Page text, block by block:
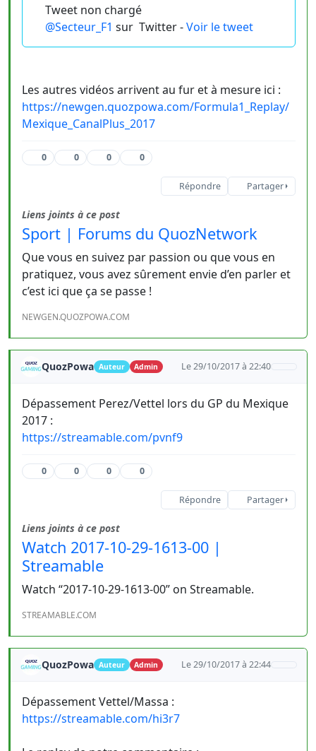
Tweet non chargé
@Secteur_F1 sur Twitter -Voir le tweet
Les autres vidéos arrivent au fur et à mesure ici :
https://newgen.quozpowa.com/Formula1_Replay/
Mexique_CanalPlus_2017
0 0 0 0
Répondre Partager
Liens joints à ce post
Sport | Forums du QuozNetwork
Que vous en suivez par passion ou que vous en
pratiquez, vous avez sûrement envie d’en parler et
c’est ici que ça se passe !
NEWGEN.QUOZPOWA.COM
QuozPowa Auteur Admin Le 29/10/2017 à 22:40
Dépassement Perez/Vettel lors du GP du Mexique
2017 :
https://streamable.com/pvnf9
0 0 0 0
Répondre Partager
Liens joints à ce post
Watch 2017-10-29-1613-00 |
Streamable
Watch “2017-10-29-1613-00” on Streamable.
STREAMABLE.COM
QuozPowa Auteur Admin Le 29/10/2017 à 22:44
Dépassement Vettel/Massa :
https://streamable.com/hi3r7